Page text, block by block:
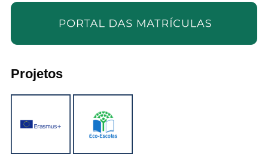
Projetos